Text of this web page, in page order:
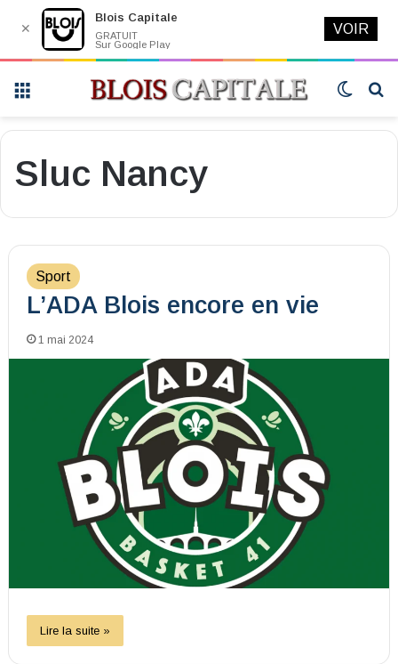
Switch
Sluc Nancy
Sport
L’ADA Blois encore en vie
1 mai 2024
Lire la suite »
✕
Blois Capitale
GRATUIT
Sur Google Play
VOIR